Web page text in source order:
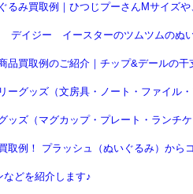
るみ買取例｜ひつじプーさんMサイズ
デイジー イースターのツムツムのぬ
品買取例のご紹介｜チップ&デールの
ーグッズ（文房具・ノート・ファイル
ッズ（マグカップ・プレート・ランチ
取例！ プラッシュ（ぬいぐるみ）か
どを紹介します♪